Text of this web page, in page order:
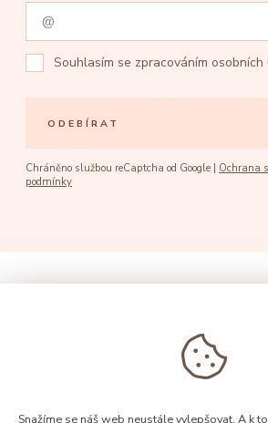
Souhlasím se zpracováním osobních
ODEBÍRAT
Chráněno službou reCaptcha od Google | Ochrana
podmínky
Snažíme se náš web neustále vylepšovat. A k